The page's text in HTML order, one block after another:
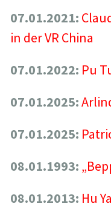
07.01.2021:
in der VR China
07.01.2022: Pu
07.01.2025:
07.01.2025:
08.01.1993:
08.01.2013: Hu